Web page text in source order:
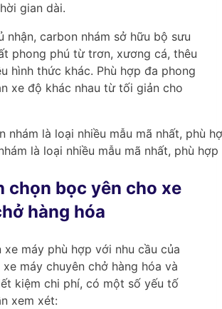
gian dài.
nhận, carbon nhám sở hữu bộ sưu
phong phú từ trơn, xương cá, thêu
hình thức khác. Phù hợp đa phong
xe độ khác nhau từ tối giản cho
là loại nhiều mẫu mã nhất, phù
chọn bọc yên cho xe
hàng hóa
xe máy phù hợp với nhu cầu của
máy chuyên chở hàng hóa và
kiệm chi phí, có một số yếu tố
xem xét: